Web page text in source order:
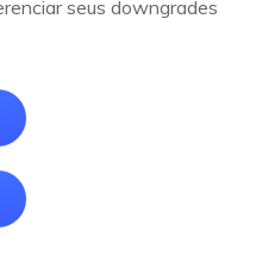
seus downgrades